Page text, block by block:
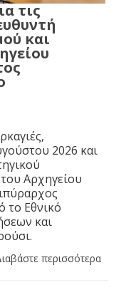
τις
και
2026 και
Αρχηγείου
το Εθνικό
και
περισσότερα